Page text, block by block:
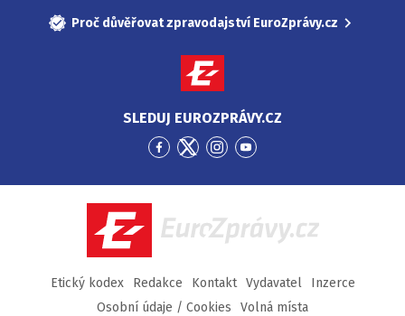
Proč důvěřovat zpravodajství EuroZprávy.cz
SLEDUJ EUROZPRÁVY.CZ
Přejít
Facebook
Přejít
Twitter
Přejít
Instagram
Přejít
YouTube
EuroZprávy.cz
Etický kodex Redakce Kontakt Vydavatel
Inzerce
Osobní údaje / Cookies
Volná místa